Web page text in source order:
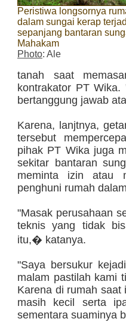
Peristiwa longsornya
dalam sungai kerap
sepanjang bantaran
Mahakam
Photo: Ale
tanah saat
kontrakator PT
bertanggung jawab
Karena, lanjtnya,
tersebut
pihak PT Wika juga
sekitar bantaran
meminta izin atau
penghuni rumah
"Masak perusahaan
teknis yang tidak
itu,� katanya.
"Saya bersukur
malam pastilah kami
Karena di rumah saat
masih kecil serta
sementara suaminya